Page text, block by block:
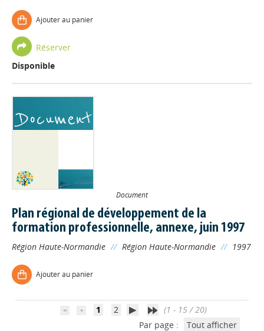
Ajouter au panier
Réserver
Disponible
Document
Plan régional de développement de la
formation professionnelle, annexe, juin 1997
Région Haute-Normandie // Région Haute-Normandie // 1997
Ajouter au panier
1 2
(1 - 15 / 20)
Par page :
Tout afficher
Appels à projets
déconnecter)